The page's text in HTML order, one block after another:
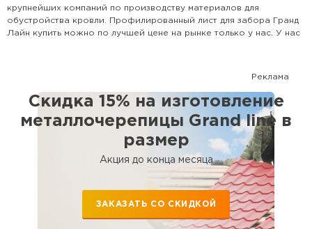
крупнейших компаний по производству материалов для
обустройства кровли. Профилированный лист для забора Гранд
Лайн купить можно по лучшей цене на рынке только у нас. У нас
с частными лицами.
Реклама
Скидка 15% на изготовление
металлочерепицы Grand line в
размер
Акция до конца месяца
ЗАКАЗАТЬ СО СКИДКОЙ